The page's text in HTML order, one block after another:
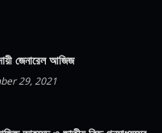
জেনারেল আজিজ
29, 2021